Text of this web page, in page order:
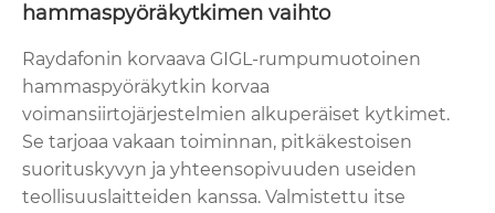
hammaspyöräkytkimen vaihto
Raydafonin korvaava GIGL-rumpumuotoinen
hammaspyöräkytkin korvaa
voimansiirtojärjestelmien alkuperäiset kytkimet.
Se tarjoaa vakaan toiminnan, pitkäkestoisen
suorituskyvyn ja yhteensopivuuden useiden
teollisuuslaitteiden kanssa. Valmistettu itse